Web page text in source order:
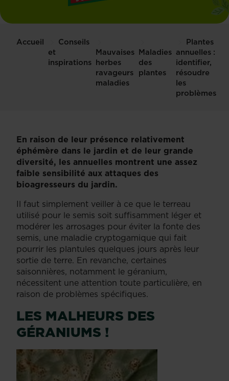
Accueil
Conseils
et
inspirations
Mauvaises
herbes
ravageurs
maladies
Maladies
des
plantes
Plantes
annuelles :
identifier,
résoudre
les
problèmes
En raison de leur présence relativement
éphémère dans le jardin et de leur grande
diversité, les annuelles montrent une assez
faible sensibilité aux attaques des
bioagresseurs du jardin.
Il faut simplement veiller à ce que le terreau
utilisé pour le semis soit suffisamment léger et
modérer les arrosages pour éviter la fonte des
semis, une maladie cryptogamique qui fait
pourrir les plantules quelques jours après leur
sortie de terre. En revanche, certaines
saisonnières, notamment le géranium,
nécessitent une attention toute particulière, en
raison de problèmes spécifiques.
LES MALHEURS DES
GÉRANIUMS !